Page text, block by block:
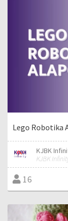
Lego Robotika
KJBK
KJBK
16